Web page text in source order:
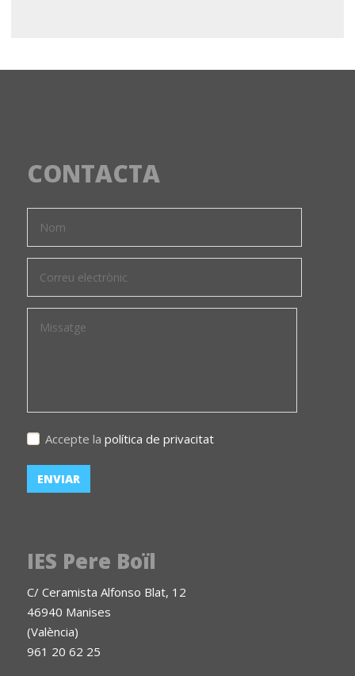
CONTACTA
Accepte la política de privacitat
IES Pere Boïl
C/ Ceramista Alfonso Blat, 12
46940 Manises
(València)
961 20 62 25